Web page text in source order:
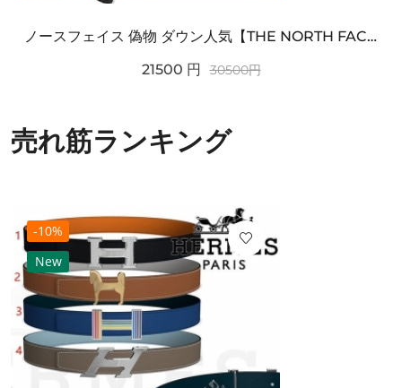
ノースフェイス 偽物 ダウン人気【THE NORTH FACE】M'S 7 SUMMIT HIM...
21500 円 30500円
売れ筋ランキング
-10%
New